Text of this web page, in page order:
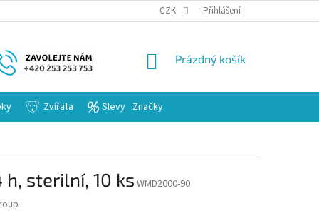
CZK Přihlášení
NÁKUPNÍ
Prázdný košík
Zvířata Slevy Značky
sterilní, 10 ks WMD2000-90